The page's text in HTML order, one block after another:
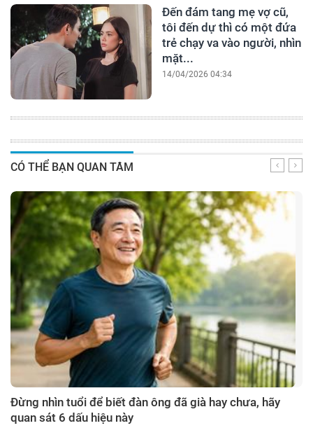
Đến đám tang mẹ vợ cũ,
tôi đến dự thì có một đứa
trẻ chạy va vào người, nhìn
mặt...
14/04/2026 04:34
CÓ THỂ BẠN QUAN TÂM
Đừng nhìn tuổi để biết đàn ông đã già hay chưa, hãy
quan sát 6 dấu hiệu này